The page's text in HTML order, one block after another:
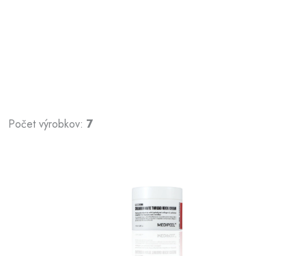
Počet výrobkov: 7